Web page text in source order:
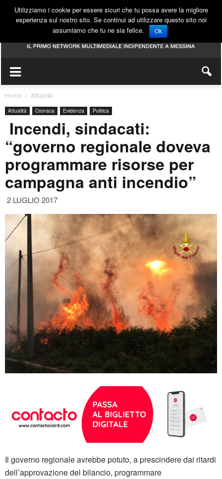
Home Attualità
Attualità Cronaca Evidenza Politica
Incendi, sindacati:
“governo regionale doveva
programmare risorse per
campagna anti incendio”
2 LUGLIO 2017
Il governo regionale avrebbe potuto, a prescindere dai ritardi
dell’approvazione del bilancio, programmare
Utilizziamo i cookie per essere sicuri che tu possa avere la migliore
esperienza sul nostro sito. Se continui ad utilizzare questo sito noi
assumiamo che tu ne sia felice.
Ok